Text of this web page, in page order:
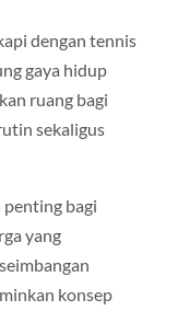
dengan tennis
gaya hidup
ruang bagi
sekaligus
bagi
yang
konsep